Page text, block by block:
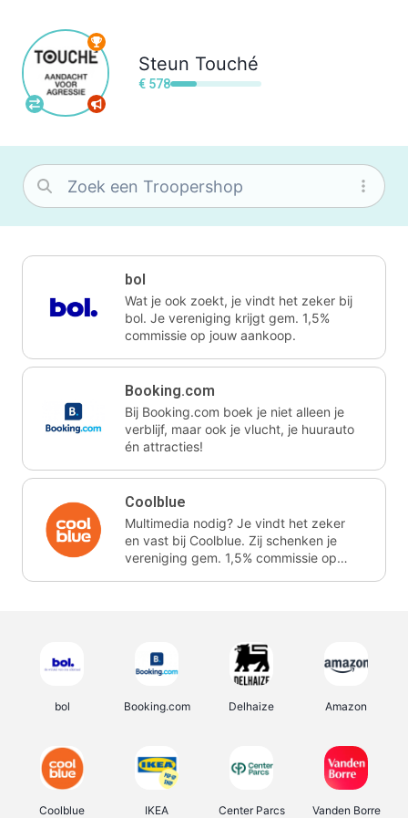
Steun Touché
€ 578
bol
Wat je ook zoekt, je vindt het zeker bij
bol. Je vereniging krijgt gem. 1,5%
commissie op jouw aankoop.
Booking.com
Bij Booking.com boek je niet alleen je
verblijf, maar ook je vlucht, je huurauto
én attracties!
Coolblue
Multimedia nodig? Je vindt het zeker
en vast bij Coolblue. Zij schenken je
vereniging gem. 1,5% commissie op
bol Booking.com Delhaize Amazon
Coolblue IKEA Center Parcs Vanden Borre